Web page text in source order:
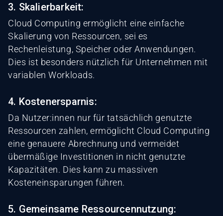
3. Skalierbarkeit:
Cloud Computing ermöglicht eine einfache
Skalierung von Ressourcen, sei es
Rechenleistung, Speicher oder Anwendungen.
Dies ist besonders nützlich für Unternehmen mit
variablen Workloads.
4. Kostenersparnis:
Da Nutzer:innen nur für tatsächlich genutzte
Ressourcen zahlen, ermöglicht Cloud Computing
eine genauere Abrechnung und vermeidet
übermäßige Investitionen in nicht genutzte
Kapazitäten. Dies kann zu massiven
Kosteneinsparungen führen.
5. Gemeinsame Ressourcennutzung: